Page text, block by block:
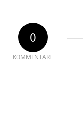
0
KOMMENTARE